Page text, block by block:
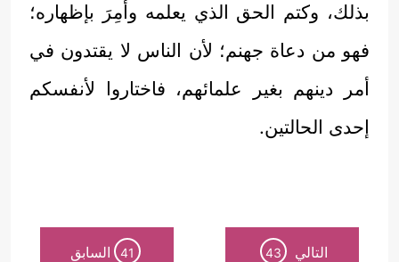
بذلك، وكتم الحق الذي يعلمه وأُمِرَ بإظهاره؛
فهو من دعاة جهنم؛ لأن الناس لا يقتدون في
أمر دينهم بغير علمائهم، فاختاروا لأنفسكم
إحدى الحالتين.
التالي 43
41 السابق